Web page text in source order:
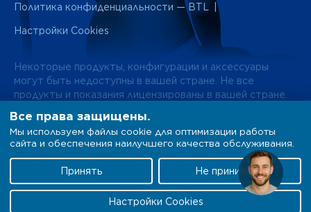
Политика конфиденциальности — BTL
Настройки Cookies
Некоторые продукты, конфигурации и аксессуары
могут быть недоступны в вашей стране. Не все
продукты и показания лицензированы в вашей стране.
информационный характер. За подробностями
обращайтесь к местному представителю.
Общество с ограниченной ответственностью "БТЛ"
125284, г. Москва, Ленинградский проспект, д 35, стр 2,
пом. XVIII
Телефон: 8 (800) 100 58 20
Все права защищены.
Мы используем файлы cookie для оптимизации работы
сайта и обеспечения наилучшего качества обслуживания.
Принять Не принимать
Настройки Cookies